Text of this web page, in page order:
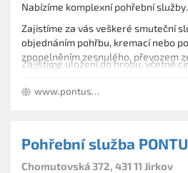
Nabízíme komplexní pohřební služby.
Zajistíme za vás veškeré smuteční
objednáním pohřbu, kremací nebo
zpopelněním zesnulého, převozem
mimo ČR.
Zajistíme uložení do hrobu, včetně
loučkách.
Dále zajišťujeme kamenické práce,
www.pontusjirkov.wz.cz
Pohřební služba
Chomutovská 372, 431 11 Jirkov